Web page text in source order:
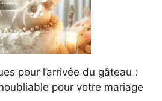
pour l’arrivée du gâteau :
pour votre mariage